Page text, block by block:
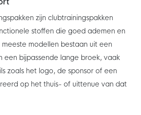
zijn clubtrainingspakken
stoffen die goed ademen en
modellen bestaan uit een
een bijpassende lange broek, vaak
zoals het logo, de sponsor of een
op het thuis- of uittenue van dat